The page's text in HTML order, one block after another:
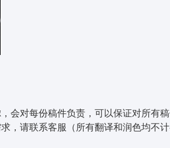
会对每份稿件负责，可以保证对所有
，请联系客服（所有翻译和润色均不